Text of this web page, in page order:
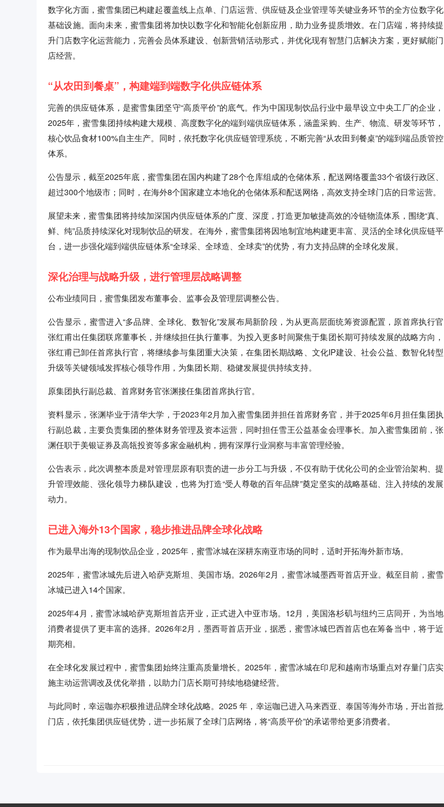
数字化方面，蜜雪集团已构建起覆盖线上点单、门店运营、供应链及企业管理等关键业务环节的全方位数字化
基础设施。面向未来，蜜雪集团将加快以数字化和智能化创新应用，助力业务提质增效。在门店端，将持续提
升门店数字化运营能力，完善会员体系建设、创新营销活动形式，并优化现有智慧门店解决方案，更好赋能门
店经营。
“从农田到餐桌”，构建端到端数字化供应链体系
完善的供应链体系，是蜜雪集团坚守“高质平价”的底气。作为中国现制饮品行业中最早设立中央工厂的企业，
2025年，蜜雪集团持续构建大规模、高度数字化的端到端供应链体系，涵盖采购、生产、物流、研发等环节，
核心饮品食材100%自主生产。同时，依托数字化供应链管理系统，不断完善“从农田到餐桌”的端到端品质管控
体系。
公告显示，截至2025年底，蜜雪集团在国内构建了28个仓库组成的仓储体系，配送网络覆盖33个省级行政区、
超过300个地级市；同时，在海外8个国家建立本地化的仓储体系和配送网络，高效支持全球门店的日常运营。
展望未来，蜜雪集团将持续加深国内供应链体系的广度、深度，打造更加敏捷高效的冷链物流体系，围绕“真、
鲜、纯”品质持续深化对现制饮品的研发。在海外，蜜雪集团将因地制宜地构建更丰富、灵活的全球化供应链平
台，进一步强化端到端供应链体系“全球采、全球造、全球卖”的优势，有力支持品牌的全球化发展。
深化治理与战略升级，进行管理层战略调整
公布业绩同日，蜜雪集团发布董事会、监事会及管理层调整公告。
公告显示，蜜雪进入“多品牌、全球化、数智化”发展布局新阶段，为从更高层面统筹资源配置，原首席执行官
张红甫出任集团联席董事长，并继续担任执行董事。为投入更多时间聚焦于集团长期可持续发展的战略方向，
张红甫已卸任首席执行官，将继续参与集团重大决策，在集团长期战略、文化IP建设、社会公益、数智化转型
升级等关键领域发挥核心领导作用，为集团长期、稳健发展提供持续支持。
原集团执行副总裁、首席财务官张渊接任集团首席执行官。
资料显示，张渊毕业于清华大学，于2023年2月加入蜜雪集团并担任首席财务官，并于2025年6月担任集团执
行副总裁，主要负责集团的整体财务管理及资本运营，同时担任雪王公益基金会理事长。加入蜜雪集团前，张
渊任职于美银证券及高瓴投资等多家金融机构，拥有深厚行业洞察与丰富管理经验。
公告表示，此次调整本质是对管理层原有职责的进一步分工与升级，不仅有助于优化公司的企业管治架构、提
升管理效能、强化领导力梯队建设，也将为打造“受人尊敬的百年品牌”奠定坚实的战略基础、注入持续的发展
动力。
已进入海外13个国家，稳步推进品牌全球化战略
作为最早出海的现制饮品企业，2025年，蜜雪冰城在深耕东南亚市场的同时，适时开拓海外新市场。
2025年，蜜雪冰城先后进入哈萨克斯坦、美国市场。2026年2月，蜜雪冰城墨西哥首店开业。截至目前，蜜雪
冰城已进入14个国家。
2025年4月，蜜雪冰城哈萨克斯坦首店开业，正式进入中亚市场。12月，美国洛杉矶与纽约三店同开，为当地
消费者提供了更丰富的选择。2026年2月，墨西哥首店开业，据悉，蜜雪冰城巴西首店也在筹备当中，将于近
期亮相。
在全球化发展过程中，蜜雪集团始终注重高质量增长。2025年，蜜雪冰城在印尼和越南市场重点对存量门店实
施主动运营调改及优化举措，以助力门店长期可持续地稳健经营。
与此同时，幸运咖亦积极推进品牌全球化战略。2025 年，幸运咖已进入马来西亚、泰国等海外市场，开出首批
门店，依托集团供应链优势，进一步拓展了全球门店网络，将“高质平价”的承诺带给更多消费者。